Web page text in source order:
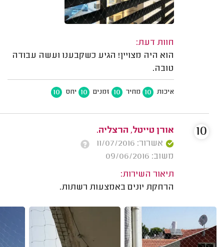
חוות דעת:
הוא היה מצויין! הגיע כשקבענו ועשה עבודה
טובה.
איכות 10 מחיר 10 זמנים 10 יחס 10
אורן טייטל, הרצליה.
אשרור: 11/07/2016
משוב: 09/06/2016
תיאור השירות:
הרחקת יונים באמצעות רשתות.
10